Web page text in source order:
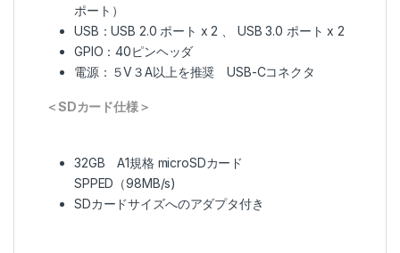
ポート）
USB：USB 2.0 ポート x 2 、 USB 3.0 ポート x 2
GPIO：40ピンヘッダ
電源：５V３A以上を推奨 USB-Cコネクタ
＜SDカード仕様＞
32GB A1規格 microSDカード
SPPED（98MB/s)
SDカードサイズへのアダプタ付き